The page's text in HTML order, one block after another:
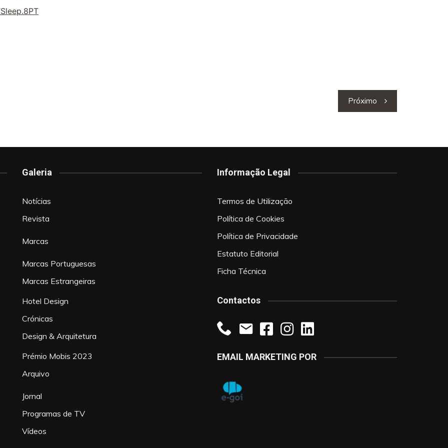
Sleep.8PT
Próximo
Galeria
Notícias
Revista
Marcas
Marcas Portuguesas
Marcas Estrangeiras
Hotel Design
Crónicas
Design & Arquitetura
Prémio Mobis 2023
Arquivo
Jornal
Programas de TV
Vídeos
Informação Legal
Termos de Utilização
Política de Cookies
Política de Privacidade
Estatuto Editorial
Ficha Técnica
Contactos
EMAIL MARKETING POR